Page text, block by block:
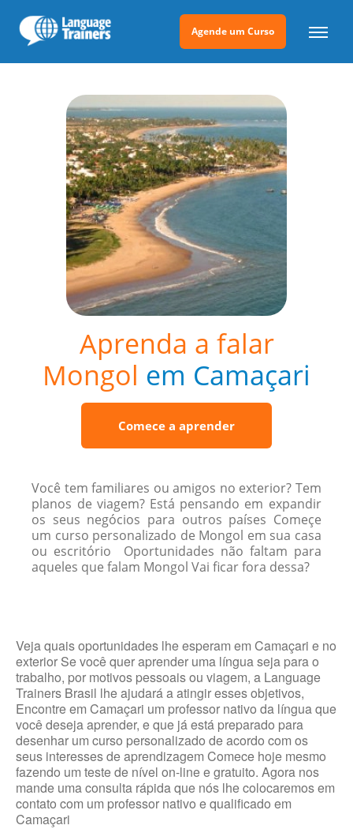
Agende um Curso
Aprenda a falar
Mongol em Camaçari
Comece a aprender
Você tem familiares ou amigos no exterior? Tem
planos de viagem? Está pensando em expandir
os seus negócios para outros países Começe
um curso personalizado de Mongol em sua casa
ou escritório Oportunidades não faltam para
aqueles que falam Mongol Vai ficar fora dessa?
Veja quais oportunidades lhe esperam em Camaçari e no
exterior Se você quer aprender uma língua seja para o
trabalho, por motivos pessoais ou viagem, a Language
Trainers Brasil lhe ajudará a atingir esses objetivos,
Encontre em Camaçari um professor nativo da língua que
você deseja aprender, e que já está preparado para
desenhar um curso personalizado de acordo com os
seus interesses de aprendizagem Comece hoje mesmo
fazendo um teste de nível on-line e gratuito. Agora nos
mande uma consulta rápida que nós lhe colocaremos em
contato com um professor nativo e qualificado em
Camaçari